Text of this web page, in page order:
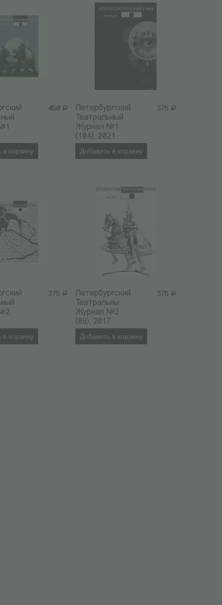
450 Р
в корзину
375 Р
Петербургский
Театральный
Журнал №1
(104), 2021
Добавить в корзину
375 Р
в корзину
375 Р
Петербургский
Театральны
Журнал №3
(89), 2017
Добавить в корзину